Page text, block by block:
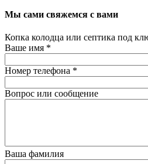
Мы сами свяжемся с вами
Копка колодца или септика под
Ваше имя *
Номер телефона *
Вопрос или сообщение
Ваша фамилия